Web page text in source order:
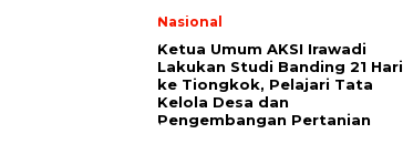
Nasional
Ketua Umum AKSI Irawadi
Lakukan Studi Banding 21 Hari
ke Tiongkok, Pelajari Tata
Kelola Desa dan
Pengembangan Pertanian